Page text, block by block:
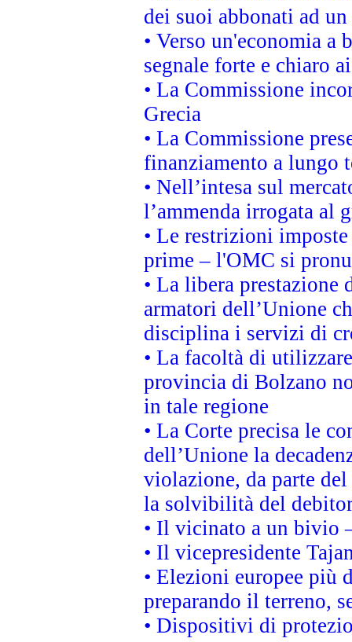
dei suoi abbonati ad
• Verso un'economia
segnale forte e chiaro
• La Commissione
Grecia
• La Commissione
finanziamento a lungo
• Nell’intesa sul
l’ammenda irrogata al
• Le restrizioni
prime – l'OMC si
• La libera
armatori dell’Unione
disciplina i servizi di
• La facoltà di
provincia di Bolzano
in tale regione
• La Corte precisa le
dell’Unione la
violazione, da parte
la solvibilità del
• Il vicinato a un bivio
• Il vicepresidente
• Elezioni europee più
preparando il terreno,
• Dispositivi di